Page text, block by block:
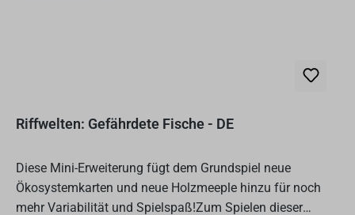
Riffwelten: Gefährdete Fische - DE
Diese Mini-Erweiterung fügt dem Grundspiel neue
Ökosystemkarten und neue Holzmeeple hinzu für noch
mehr Variabilität und Spielspaß!Zum Spielen dieser